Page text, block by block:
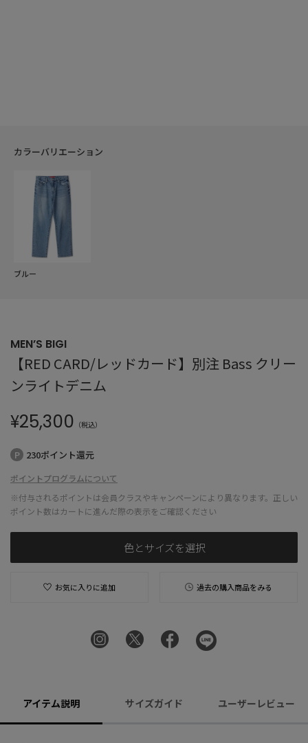
カラーバリエーション
ブルー
MEN’S BIGI
【RED CARD/レッドカード】別注 Bass クリー
ンライトデニム
¥25,300 （税込）
230ポイント還元
ポイントプログラムについて
※付与されるポイントは会員クラスやキャンペーンにより異なります。正しい
ポイント数はカートに進んだ際の表示をご確認ください
色とサイズを選択
お気に入りに追加 過去の購入商品をみる
アイテム説明 サイズガイド ユーザーレビュー